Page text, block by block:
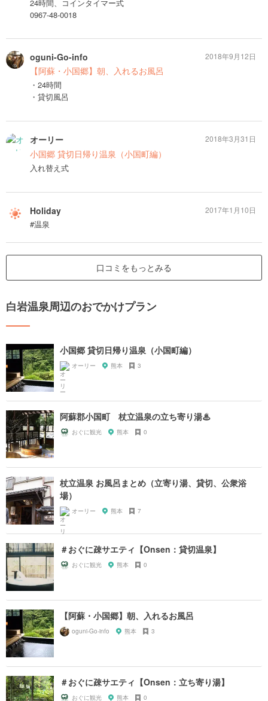
24時間、コインタイマー式
0967-48-0018
oguni-Go-info
【阿蘇・小国郷】朝、入れるお風呂
・24時間
・貸切風呂
2018年9月12日
オーリー
小国郷 貸切日帰り温泉（小国町編）
入れ替え式
2018年3月31日
Holiday
#温泉
2017年1月10日
口コミをもっとみる
白岩温泉周辺のおでかけプラン
小国郷 貸切日帰り温泉（小国町編）
オーリー 熊本 3
阿蘇郡小国町 杖立温泉の立ち寄り湯♨
おぐに観光 熊本 0
杖立温泉 お風呂まとめ（立寄り湯、貸切、公衆浴
場）
オーリー 熊本 7
＃おぐに疎サエティ【Onsen：貸切温泉】
おぐに観光 熊本 0
【阿蘇・小国郷】朝、入れるお風呂
oguni-Go-info 熊本 3
＃おぐに疎サエティ【Onsen：立ち寄り湯】
おぐに観光 熊本 0